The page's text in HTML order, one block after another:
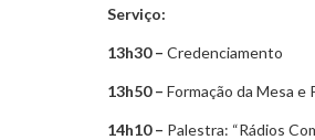
Serviço:
13h30 – Credenciamento
13h50 – Formação da Mesa e
14h10 – Palestra: “Rádios